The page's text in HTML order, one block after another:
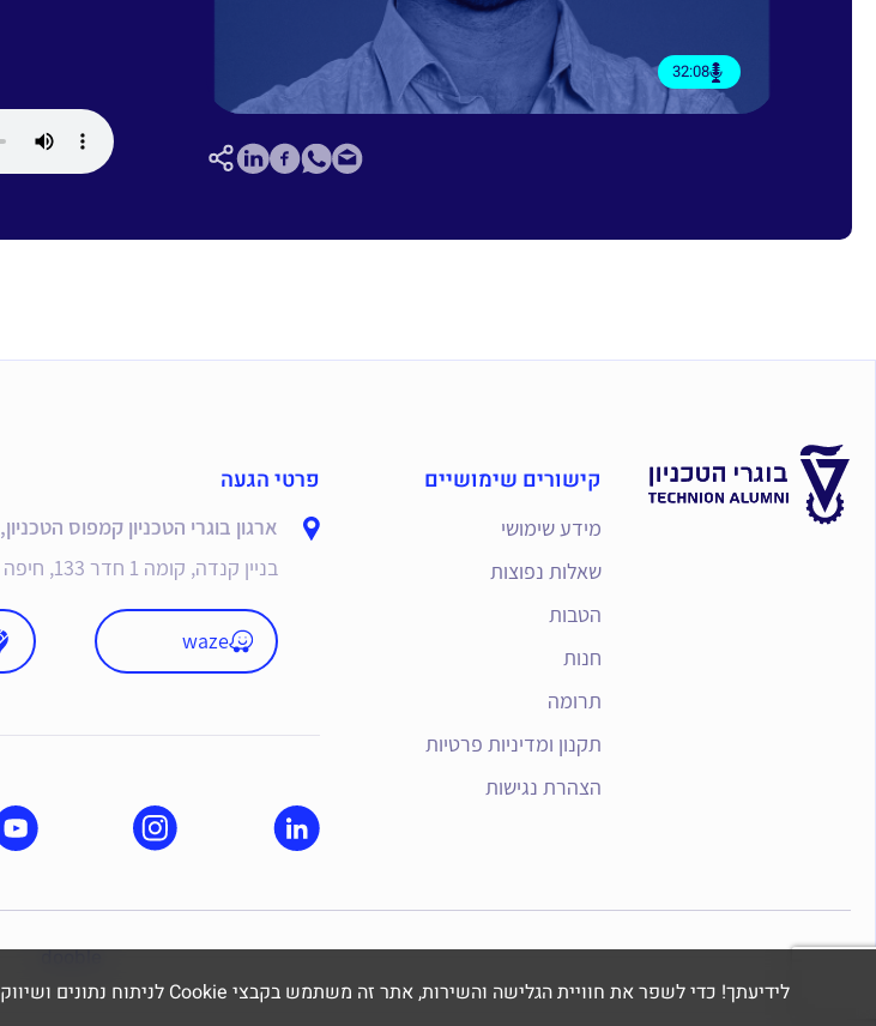
32:08
קישורים שימושיים
מידע שימושי
שאלות נפוצות
הטבות
חנות
תרומה
תקנון ומדיניות פרטיות
הצהרת נגישות
פרטי הגעה
ארגון בוגרי הטכניון קמפוס הטכניון,
בניין קנדה, קומה 1 חדר 133, חיפה
waze
dooble
לידיעתך! כדי לשפר את חוויית הגלישה והשירות, אתר זה משתמש בקבצי Cookie לניתוח נתונים ושיווק